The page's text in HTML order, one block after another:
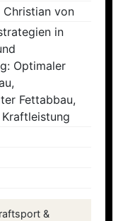
von
in
Optimaler
Fettabbau,
&